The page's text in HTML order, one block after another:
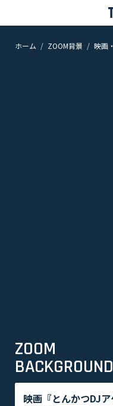
ホーム ZOOM背景 映画
ZOOM
BACKGROUND
映画『とんかつDJ